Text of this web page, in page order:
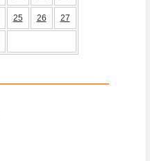
25 26 27